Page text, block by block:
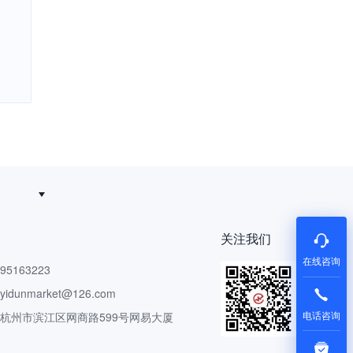
州市滨江区网商路599号网易大厦
关注我们
在线咨询
电话咨询